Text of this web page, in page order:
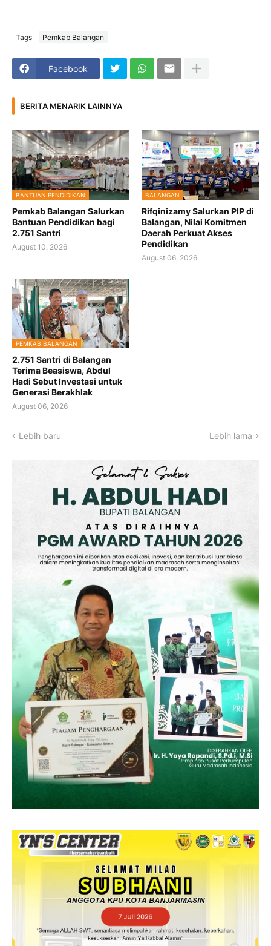
Tags Pemkab Balangan
Facebook
BERITA MENARIK LAINNYA
BANTUAN PENDIDIKAN
Pemkab Balangan Salurkan
Bantuan Pendidikan bagi
2.751 Santri
August 10, 2026
BALANGAN
Rifqinizamy Salurkan PIP di
Balangan, Nilai Komitmen
Daerah Perkuat Akses
Pendidikan
August 06, 2026
PEMKAB BALANGAN
2.751 Santri di Balangan
Terima Beasiswa, Abdul
Hadi Sebut Investasi untuk
Generasi Berakhlak
August 06, 2026
Lebih baru Lebih lama